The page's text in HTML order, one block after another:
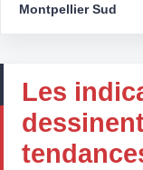
Montpellier Sud
Les